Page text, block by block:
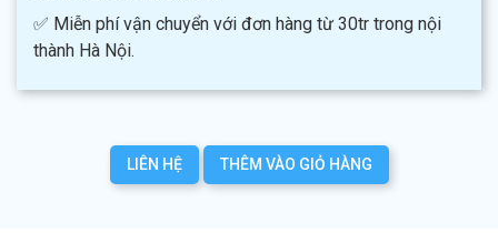
✅ Miễn phí vận chuyển với đơn hàng từ 30tr trong nội
thành Hà Nội.
LIÊN HỆ THÊM VÀO GIỎ HÀNG